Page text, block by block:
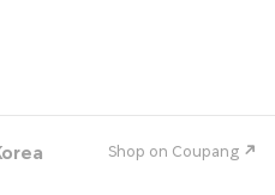
Shop on Coupang